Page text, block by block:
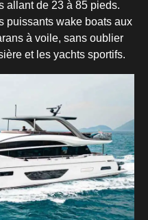
allant de 23 à 85 pieds.
puissants wake boats aux
à voile, sans oublier
et les yachts sportifs.